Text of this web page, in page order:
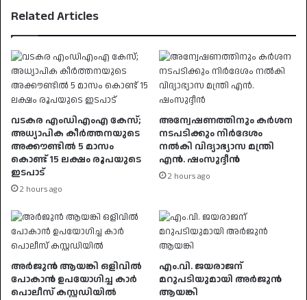
Related Articles
വടകര എംഡിഎംഎ കേസ്;
അധ്യാപിക കീർത്തനയുടെ
അക്കൗണ്ടിൽ 5 മാസം
കൊണ്ട് 15 ലക്ഷം രൂപയുടെ
ഇടപാട്
2 hours ago
അന്വേഷണത്തിനും കർശന
നടപടിക്കും നിർദേശം
നൽകി വിദ്യാഭ്യാസ മന്ത്രി
എൻ. ഷംസുദ്ദീൻ
2 hours ago
അർജുൻ ആയങ്കി ഒളിവിൽ
പോകാൻ ഉപയോഗിച്ച കാർ
പൊലീസ് കസ്റ്റഡിയിൽ
എം.വി. ജയരാജന്
മറുപടിയുമായി അർജുൻ
ആയങ്കി